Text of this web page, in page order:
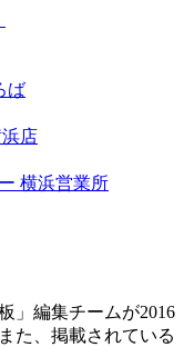
ば
店
横浜営業所
」編集チームが2016
た、掲載されている